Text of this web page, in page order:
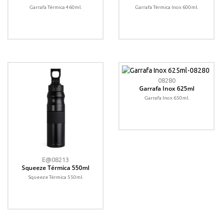
Garrafa Térmica 460ml. Garrafa Térmica Inox 600ml.
E@08213
Squeeze Térmica 550ml
Squeeze Térmica 550ml.
08280
Garrafa Inox 625ml
Garrafa Inox 650ml.